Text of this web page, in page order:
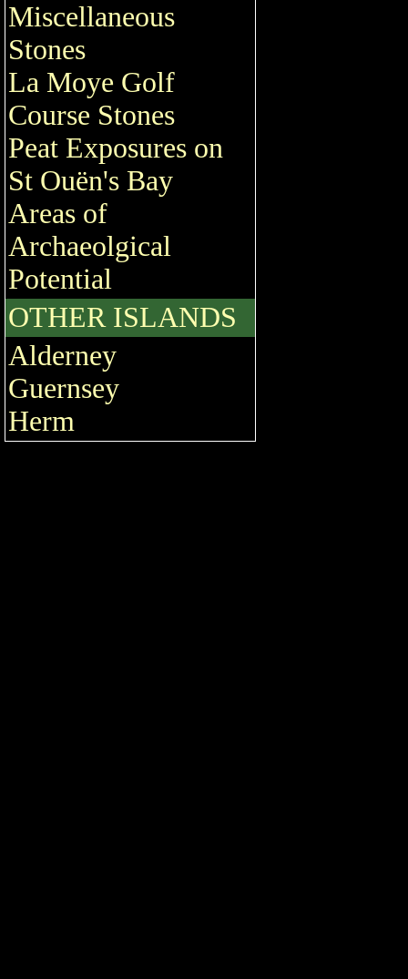
Miscellaneous
Stones
La Moye Golf
Course Stones
Peat Exposures on
St Ouën's Bay
Areas of
Archaeolgical
Potential
OTHER ISLANDS
Alderney
Guernsey
Herm